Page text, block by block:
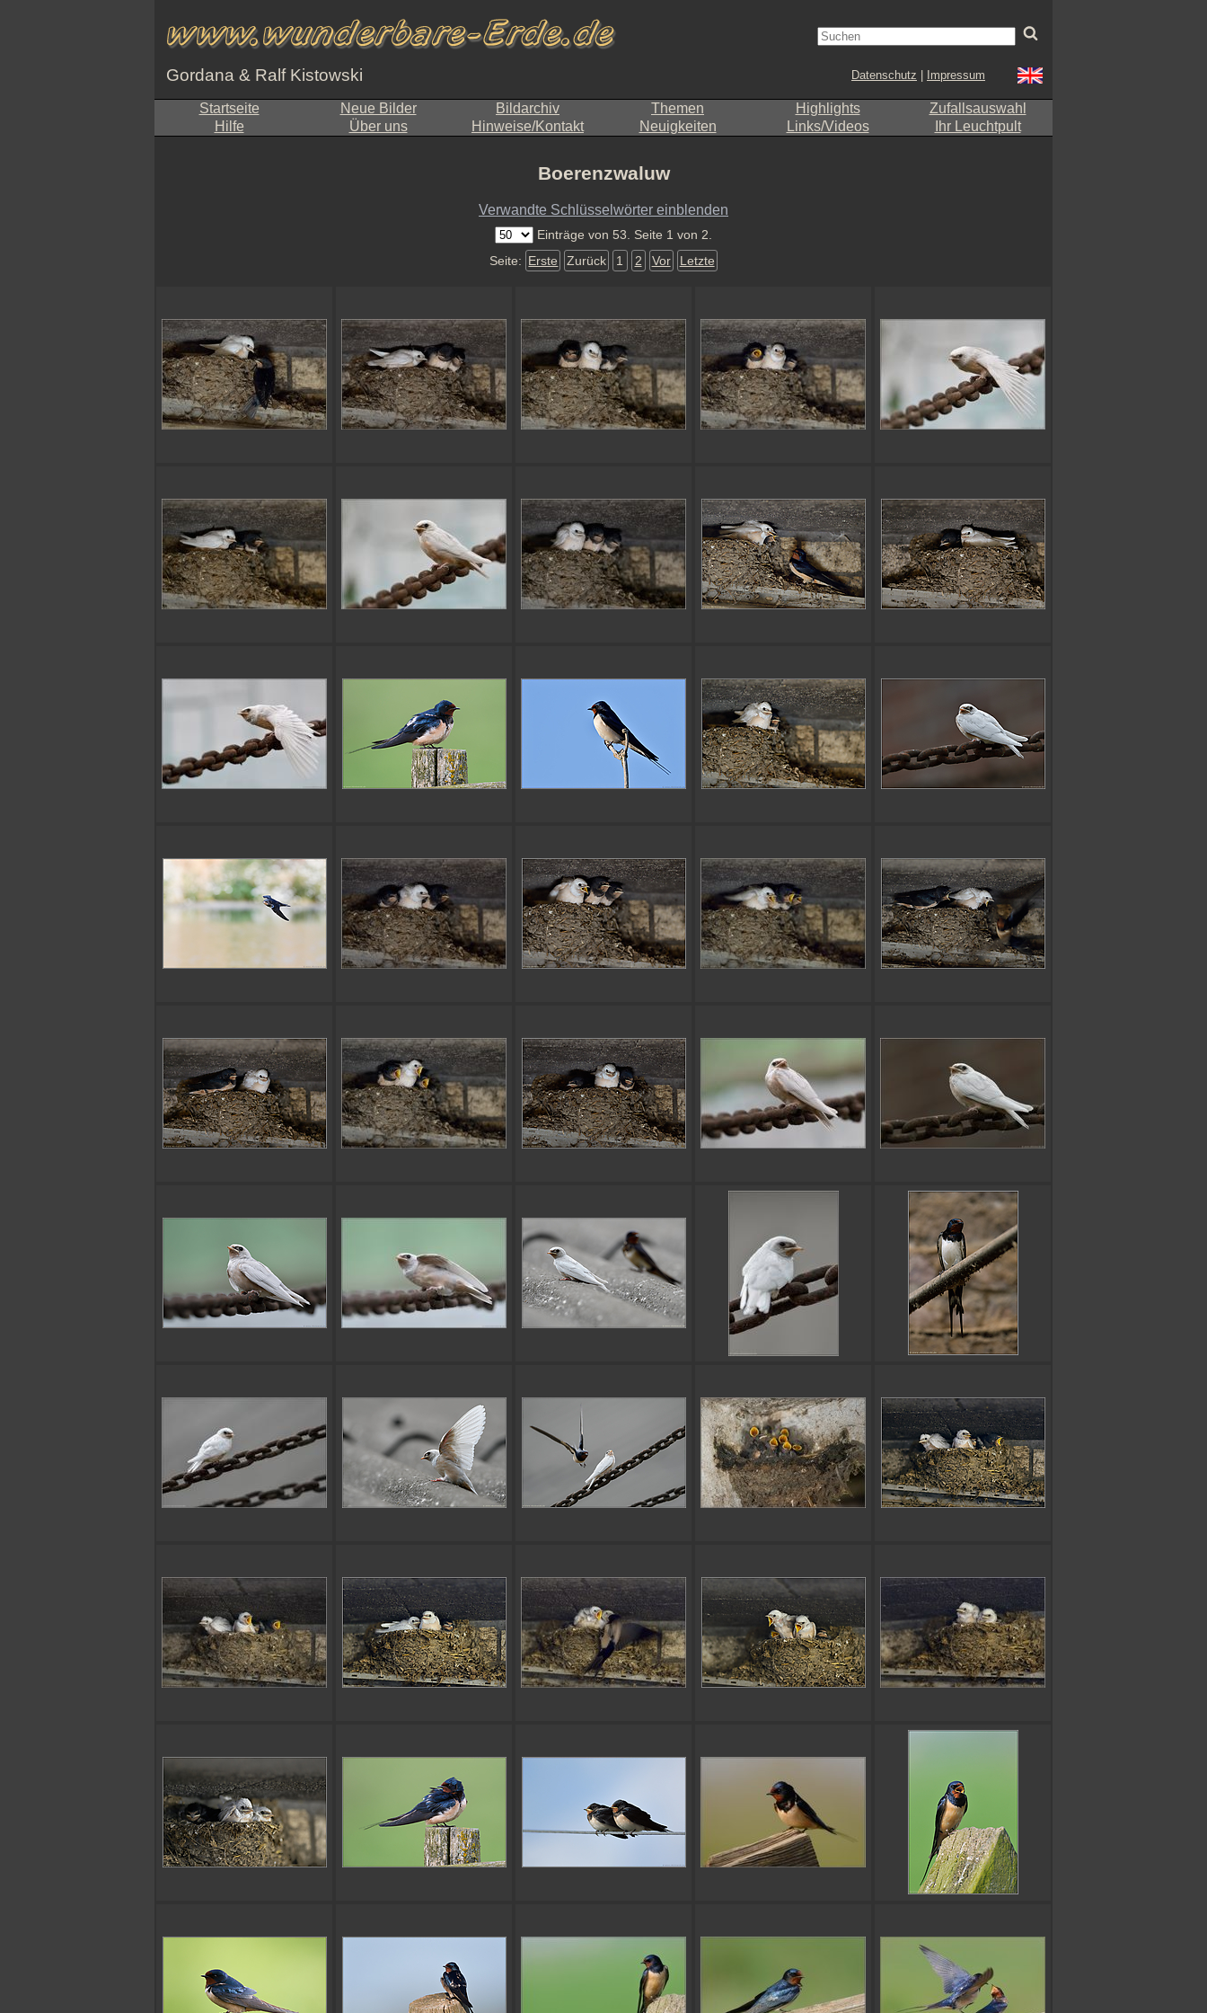
Gordana & Ralf Kistowski Datenschutz Impressum
Startseite Neue Bilder Bildarchiv Themen Highlights
Zufallsauswahl
Hilfe
Über uns Hinweise/Kontakt Neuigkeiten Links/Videos Ihr Leuchtpult
Boerenzwaluw
Verwandte Schlüsselwörter einblenden
Einträge von 53. Seite 1 von 2.
Seite: Erste Zurück 1 2 Vor Letzte